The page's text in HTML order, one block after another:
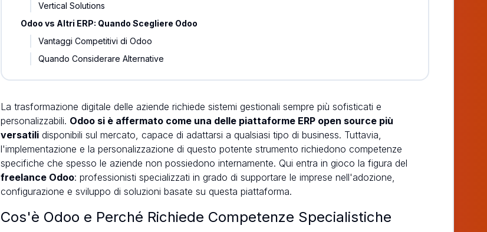
Vertical Solutions
Odoo vs Altri ERP: Quando Scegliere Odoo
Vantaggi Competitivi di Odoo
Quando Considerare Alternative
La trasformazione digitale delle aziende richiede sistemi gestionali sempre più sofisticati e
personalizzabili. Odoo si è affermato come una delle piattaforme ERP open source più
versatili disponibili sul mercato, capace di adattarsi a qualsiasi tipo di business. Tuttavia,
l'implementazione e la personalizzazione di questo potente strumento richiedono competenze
specifiche che spesso le aziende non possiedono internamente. Qui entra in gioco la figura del
freelance Odoo: professionisti specializzati in grado di supportare le imprese nell'adozione,
configurazione e sviluppo di soluzioni basate su questa piattaforma.
Cos'è Odoo e Perché Richiede Competenze Specialistiche